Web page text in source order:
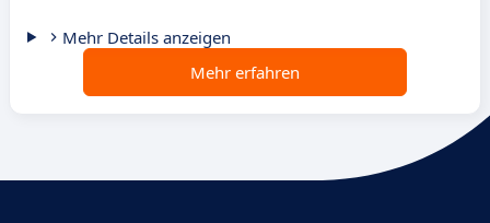
Mehr Details anzeigen
Mehr erfahren